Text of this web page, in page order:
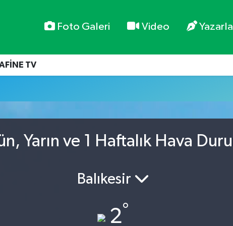
Foto Galeri Video
TV
Yarın ve 1 Haftalık Hava
Balıkesir
2°